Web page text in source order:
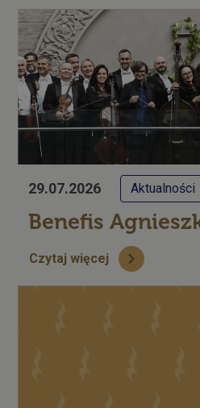
29.07.2026 Aktualności
Benefis
Czytaj więcej